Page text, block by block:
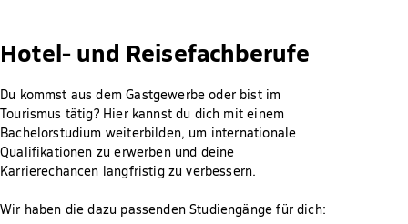
Hotel- und Reisefachberufe
Du kommst aus dem Gastgewerbe oder bist im
Tourismus tätig? Hier kannst du dich mit einem
Bachelorstudium weiterbilden, um internationale
Qualifikationen zu erwerben und deine
Karrierechancen langfristig zu verbessern.
Wir haben die dazu passenden Studiengänge für dich: